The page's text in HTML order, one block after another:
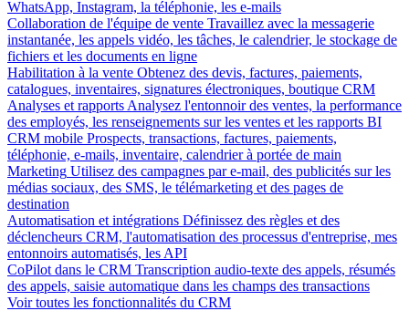
WhatsApp, Instagram, la téléphonie, les e-mails
Collaboration de l'équipe de vente Travaillez avec la messagerie
instantanée, les appels vidéo, les tâches, le calendrier, le stockage de
fichiers et les documents en ligne
Habilitation à la vente Obtenez des devis, factures, paiements,
catalogues, inventaires, signatures électroniques, boutique CRM
Analyses et rapports Analysez l'entonnoir des ventes, la performance
des employés, les renseignements sur les ventes et les rapports BI
CRM mobile Prospects, transactions, factures, paiements,
téléphonie, e-mails, inventaire, calendrier à portée de main
Marketing Utilisez des campagnes par e-mail, des publicités sur les
médias sociaux, des SMS, le télémarketing et des pages de
destination
Automatisation et intégrations Définissez des règles et des
déclencheurs CRM, l'automatisation des processus d'entreprise, mes
entonnoirs automatisés, les API
CoPilot dans le CRM Transcription audio-texte des appels, résumés
des appels, saisie automatique dans les champs des transactions
Voir toutes les fonctionnalités du CRM